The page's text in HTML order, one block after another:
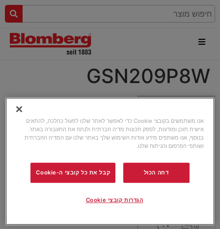
GSN209P8W
אנו משתמשים בקובצי Cookie כדי לאפשר לאתר שלנו לפעול כהלכה, להתאים
אישית תוכן ומודעות, לספק תכונות מדיה חברתית ולנתח את התעבורה באתר.
בנוסף, אנו משתפים מידע אודות השימוש שלך באתר שלנו עם המדיה החברתית
ושותפי הפרסום והניתוח שלנו.
דחה הכול קבל את כל קובצי ה-Cookie
הגדרות קובצי Cookie